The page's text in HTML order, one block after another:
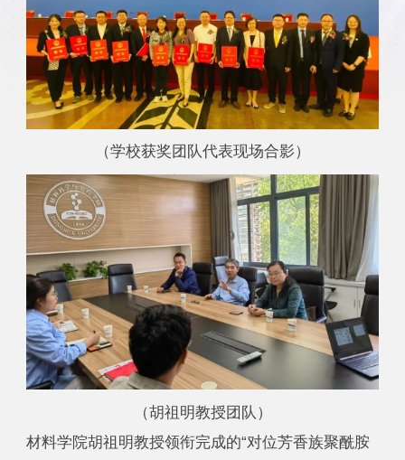
（学校获奖团队代表现场合影）
（胡祖明教授团队）
材料学院胡祖明教授领衔完成的“对位芳香族聚酰胺